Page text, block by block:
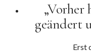
„Vorher
geändert
Erst